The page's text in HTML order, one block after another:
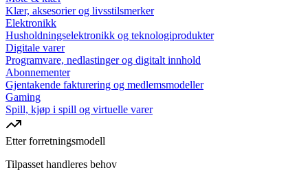
Klær, aksesorier og livsstilsmerker
Elektronikk
Husholdningselektronikk og teknologiprodukter
Digitale varer
Programvare, nedlastinger og digitalt innhold
Abonnementer
Gjentakende fakturering og medlemsmodeller
Gaming
Spill, kjøp i spill og virtuelle varer
Etter forretningsmodell
Tilpasset handleres behov